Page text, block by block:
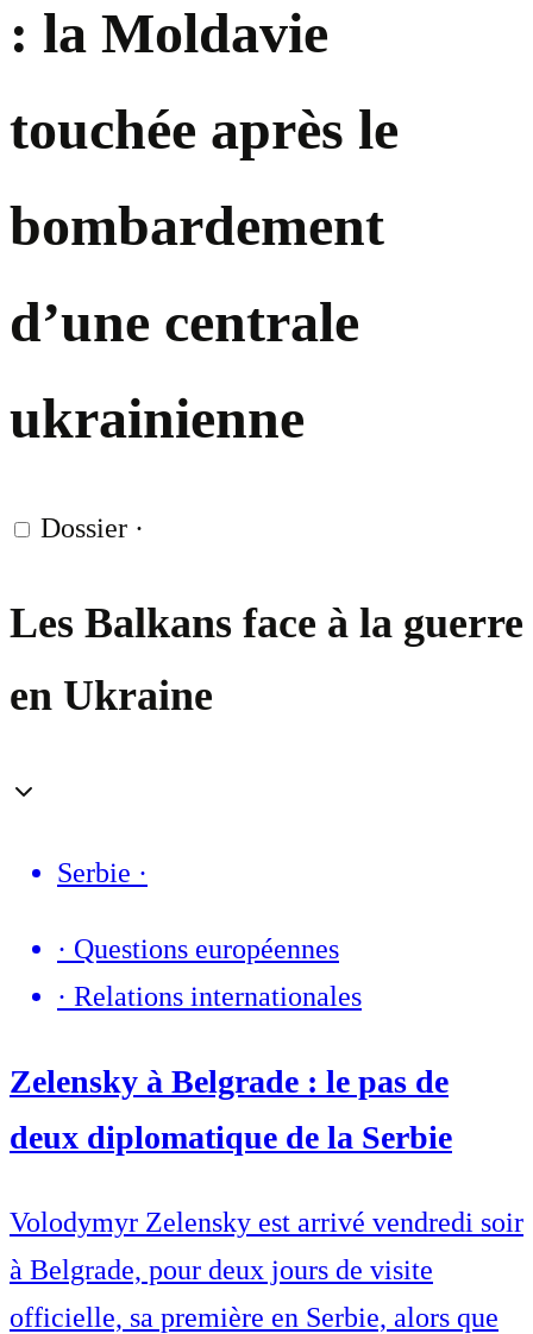
: la Moldavie
touchée après le
bombardement
d’une centrale
ukrainienne
Dossier ·
Les Balkans face à la guerre
en Ukraine
Serbie ·
· Questions européennes
· Relations internationales
Zelensky à Belgrade : le pas de
deux diplomatique de la Serbie
Volodymyr Zelensky est arrivé vendredi soir
à Belgrade, pour deux jours de visite
officielle, sa première en Serbie, alors que